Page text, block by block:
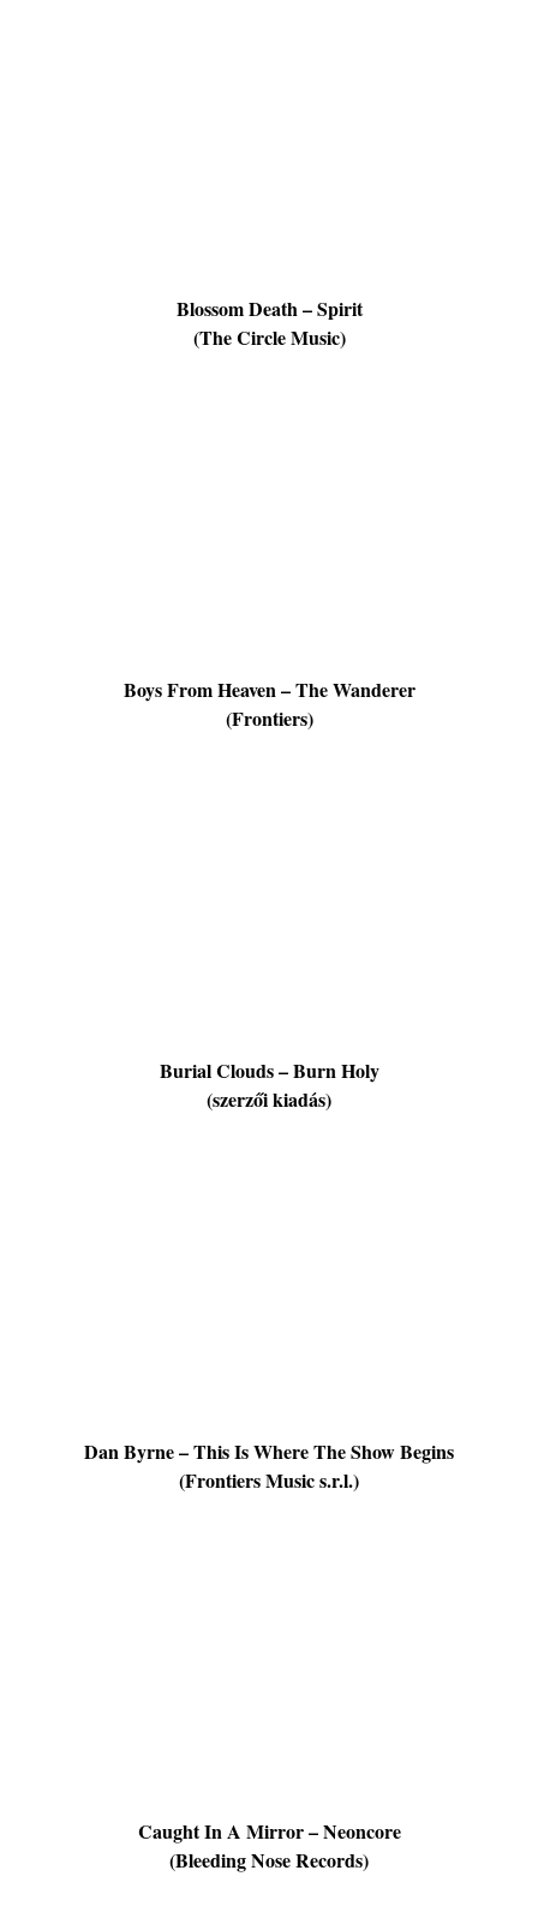
Blossom Death – Spirit
(The Circle Music)
Boys From Heaven – The Wanderer
(Frontiers)
Burial Clouds – Burn Holy
(szerzői kiadás)
Dan Byrne – This Is Where The Show Begins
(Frontiers Music s.r.l.)
Caught In A Mirror – Neoncore
(Bleeding Nose Records)